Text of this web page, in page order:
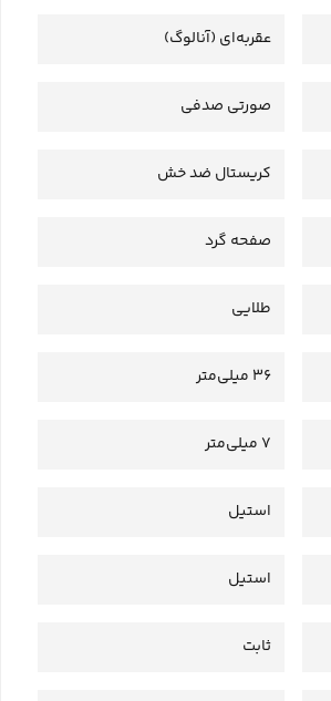
عقربه‌ای (آنالوگ)
صورتی صدفی
کریستال ضد خش
صفحه گرد
طلایی
36 میلی‌متر
7 میلی‌متر
استیل
استیل
ثابت